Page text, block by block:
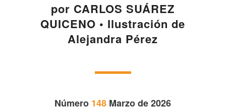
por CARLOS SUÁREZ
QUICENO • Ilustración de
Alejandra Pérez
Número 148 Marzo de 2026